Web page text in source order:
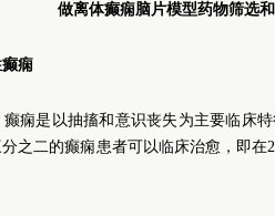
做离体癫痫脑片模型药物筛选
痫
痫是以抽搐和意识丧失为主要临床
之二的癫痫患者可以临床治愈，即